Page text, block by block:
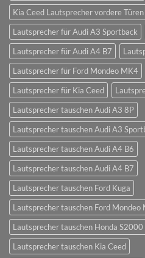
Kia Ceed Lautsprecher vordere Türen
Lautsprecher für Audi A3 Sportback
Lautsprecher für Audi A4 B7
Lautsprecher für Ford Mondeo MK4
Lautsprecher für Kia Ceed
Lautsprecher tauschen Audi A3 8P
Lautsprecher tauschen Audi A3
Lautsprecher tauschen Audi A4 B6
Lautsprecher tauschen Audi A4 B7
Lautsprecher tauschen Ford Kuga
Lautsprecher tauschen Ford Mondeo
Lautsprecher tauschen Honda S2000
Lautsprecher tauschen Kia Ceed